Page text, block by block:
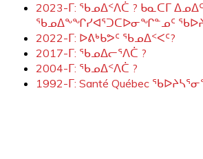
2023-ᒥ: ᖃᓄᐃᑉᐱᑖ ? ᑲᓇᑕᒥ ᐃᓄᐃᑦ
ᖃᓄᐃᖕᖏᓯᐊᕐᑐᑕᐅᓂᖏᓐᓄᑦ
2022-ᒥ: ᐅᕕᒃᑲᕗᑦ ᖃᓄᐃᑉᐸᑦ?
2017-ᒥ: ᖃᓄᐃᓕᕐᐱᑖ ?
2004-ᒥ: ᖃᓄᐃᑉᐱᑖ ?
1992-ᒥ: Santé Québec